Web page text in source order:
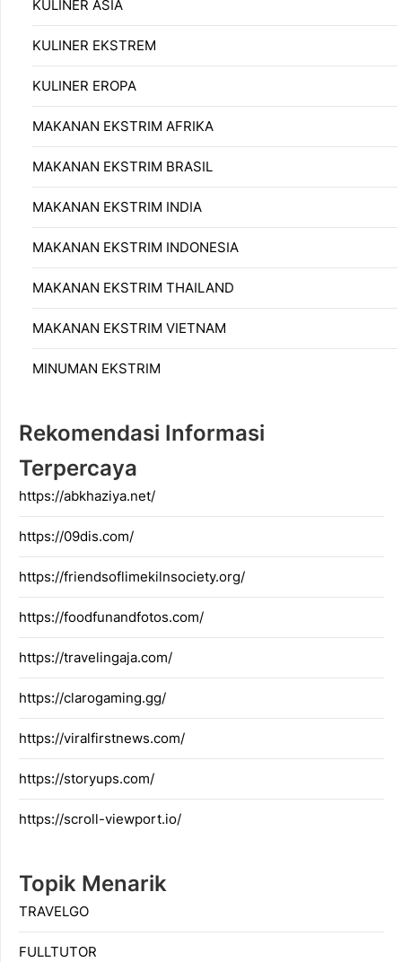
KULINER ASIA
KULINER EKSTREM
KULINER EROPA
MAKANAN EKSTRIM AFRIKA
MAKANAN EKSTRIM BRASIL
MAKANAN EKSTRIM INDIA
MAKANAN EKSTRIM INDONESIA
MAKANAN EKSTRIM THAILAND
MAKANAN EKSTRIM VIETNAM
MINUMAN EKSTRIM
Rekomendasi Informasi
Terpercaya
https://abkhaziya.net/
https://09dis.com/
https://friendsoflimekilnsociety.org/
https://foodfunandfotos.com/
https://travelingaja.com/
https://clarogaming.gg/
https://viralfirstnews.com/
https://storyups.com/
https://scroll-viewport.io/
Topik Menarik
TRAVELGO
FULLTUTOR